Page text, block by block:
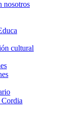
nosotros
cultural
Cordia